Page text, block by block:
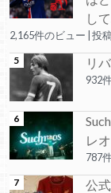
し
2,165件のビュー 投
リ
932
レ
787
公